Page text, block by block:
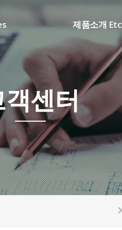
ARC)
접기)
용접기)
용접기)
용접기)
절단기)
제품소개 Etc
용접부품
소모품
센터